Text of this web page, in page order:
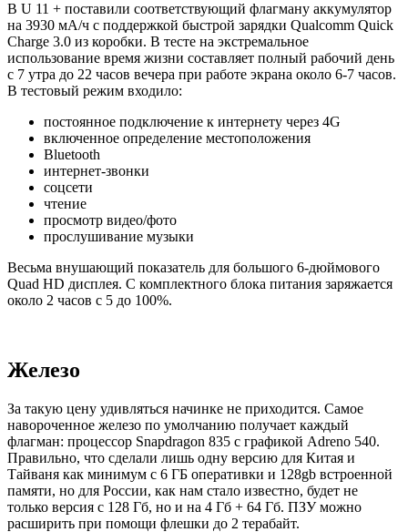
В U 11 + поставили соответствующий флагману аккумулятор
на 3930 мА/ч с поддержкой быстрой зарядки Qualcomm Quick
Charge 3.0 из коробки. В тесте на экстремальное
использование время жизни составляет полный рабочий день
с 7 утра до 22 часов вечера при работе экрана около 6-7 часов.
В тестовый режим входило:
постоянное подключение к интернету через 4G
включенное определение местоположения
Bluetooth
интернет-звонки
соцсети
чтение
просмотр видео/фото
прослушивание музыки
Весьма внушающий показатель для большого 6-дюймового
Quad HD дисплея. С комплектного блока питания заряжается
около 2 часов с 5 до 100%.
Железо
За такую цену удивляться начинке не приходится. Самое
навороченное железо по умолчанию получает каждый
флагман: процессор Snapdragon 835 с графикой Adreno 540.
Правильно, что сделали лишь одну версию для Китая и
Тайваня как минимум с 6 ГБ оперативки и 128gb встроенной
памяти, но для России, как нам стало известно, будет не
только версия с 128 Гб, но и на 4 Гб + 64 Гб. ПЗУ можно
расширить при помощи флешки до 2 терабайт.